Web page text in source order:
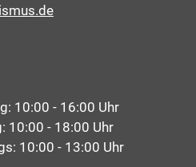
10:00 - 16:00 Uhr
10:00 - 18:00 Uhr
10:00 - 13:00 Uhr